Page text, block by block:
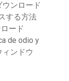
ウンロード
する方法
ード
de odio y
ンドウ